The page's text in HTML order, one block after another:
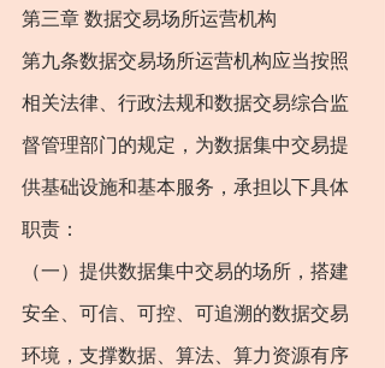
第三章 数据交易场所运营机构
第九条数据交易场所运营机构应当按照
相关法律、行政法规和数据交易综合监
督管理部门的规定，为数据集中交易提
供基础设施和基本服务，承担以下具体
职责：
（一）提供数据集中交易的场所，搭建
安全、可信、可控、可追溯的数据交易
环境，支撑数据、算法、算力资源有序